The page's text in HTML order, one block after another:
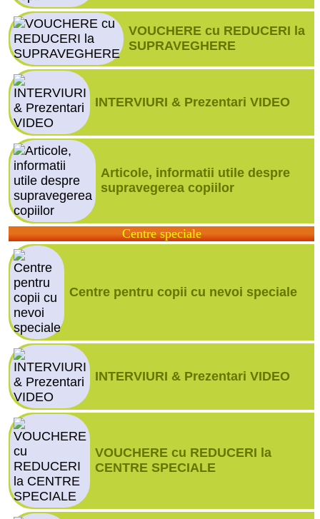
VOUCHERE cu REDUCERI la
SUPRAVEGHERE
INTERVIURI & Prezentari VIDEO
Articole, informatii utile despre
supravegerea copiilor
Centre speciale
Centre pentru copii cu nevoi speciale
INTERVIURI & Prezentari VIDEO
VOUCHERE cu REDUCERI la
CENTRE SPECIALE